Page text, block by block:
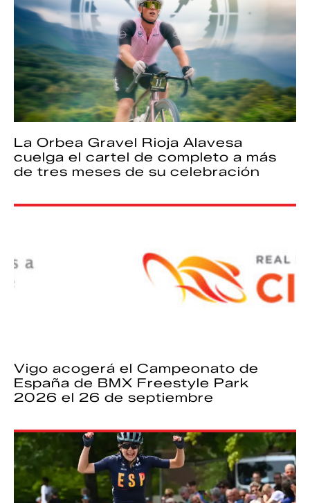
La Orbea Gravel Rioja Alavesa
cuelga el cartel de completo a más
de tres meses de su celebración
Vigo acogerá el Campeonato de
España de BMX Freestyle Park
2026 el 26 de septiembre